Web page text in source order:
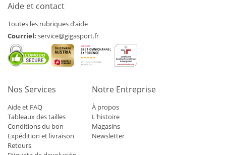
Aide et contact
Toutes les rubriques d’aide
Courriel: service@gigasport.fr
Nos Services
Aide et FAQ
Tableaux des tailles
Conditions du bon
Expédition et livraison
Retours
Notre Entreprise
À propos
L'histoire
Magasins
Newsletter